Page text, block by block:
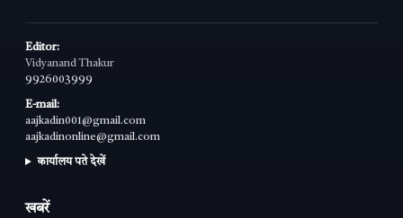
Editor:
Vidyanand Thakur
9926003999
E-mail:
aajkadin001@gmail.com
aajkadinonline@gmail.com
कार्यालय पते देखें
खबरें